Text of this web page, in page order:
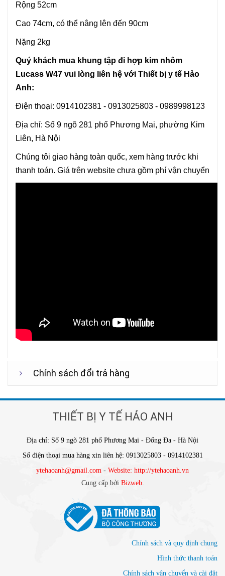
Rộng 52cm
Cao 74cm, có thể nâng lên đến 90cm
Nặng 2kg
Quý khách mua khung tập đi hợp kim nhôm
Lucass W47 vui lòng liên hệ với Thiết bị y tế Hảo
Anh:
Điện thoại: 0914102381 - 0913025803 - 0989998123
Địa chỉ: Số 9 ngõ 281 phố Phương Mai, phường Kim
Liên, Hà Nội
Chúng tôi giao hàng toàn quốc, xem hàng trước khi
thanh toán. Giá trên website chưa gồm phí vận chuyển
Chính sách đổi trả hàng
THIẾT BỊ Y TẾ HẢO ANH
Địa chỉ: Số 9 ngõ 281 phố Phương Mai - Đống Đa - Hà Nội
Số điện thoại mua hàng xin liên hệ: 0913025803 - 0914102381
ytehaoanh@gmail.com - Website: http://ytehaoanh.vn
Cung cấp bởi Bizweb.
Chính sách và quy định chung
Hình thức thanh toán
Chính sách vận chuyển và cài đặt